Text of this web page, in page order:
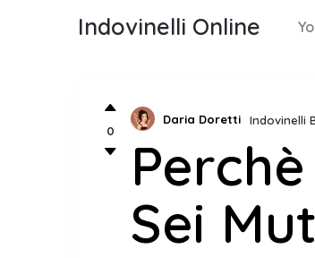
Indovinelli Online
0
Daria Doretti Indovinelli
Sei